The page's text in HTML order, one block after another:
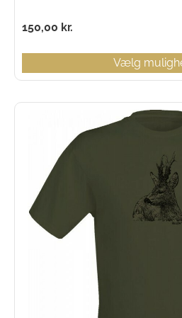
150,00 kr.
Vælg